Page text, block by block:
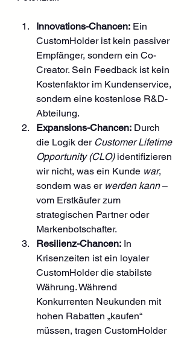
Innovations-Chancen: Ein
CustomHolder ist kein passiver
Empfänger, sondern ein Co-
Creator. Sein Feedback ist kein
Kostenfaktor im Kundenservice,
sondern eine kostenlose R&D-
Abteilung.
Expansions-Chancen: Durch
die Logik der Customer Lifetime
Opportunity (CLO) identifizieren
wir nicht, was ein Kunde war,
sondern was er werden kann –
vom Erstkäufer zum
strategischen Partner oder
Markenbotschafter.
Resilienz-Chancen: In
Krisenzeiten ist ein loyaler
CustomHolder die stabilste
Währung. Während
Konkurrenten Neukunden mit
hohen Rabatten „kaufen“
müssen, tragen CustomHolder